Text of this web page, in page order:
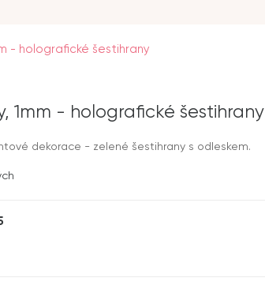
- holografické šestihrany
1mm - holografické šestihrany
dekorace - zelené šestihrany s odleskem.